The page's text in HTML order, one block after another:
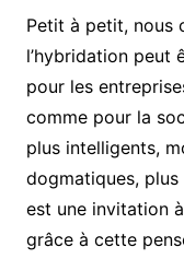
Petit à petit, nous
l’hybridation peut
pour les
comme pour la
plus intelligents,
dogmatiques,
est une invitation
grâce à cette